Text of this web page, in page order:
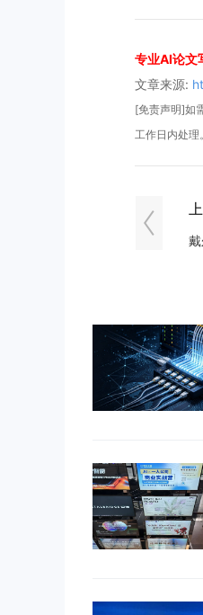
专业AI论文
文章来源:
[免责声明]如
工作日内处理